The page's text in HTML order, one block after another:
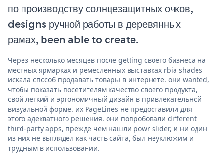
по производству солнцезащитных очков,
designs ручной работы в деревянных
рамах, been able to create.
Через несколько месяцев после getting своего бизнеса на
местных ярмарках и ремесленных выставках rbia shades
искала способ продавать товары в интернете. они wanted,
чтобы показать посетителям качество своего продукта,
свой легкий и эргономичный дизайн в привлекательной
визуальной форме. их PageLines не предоставили для
этого адекватного решения. они попробовали different
third-party apps, прежде чем нашли powr slider, и ни один
из них не выглядел как часть сайта, был неуклюжим и
трудным в использовании.